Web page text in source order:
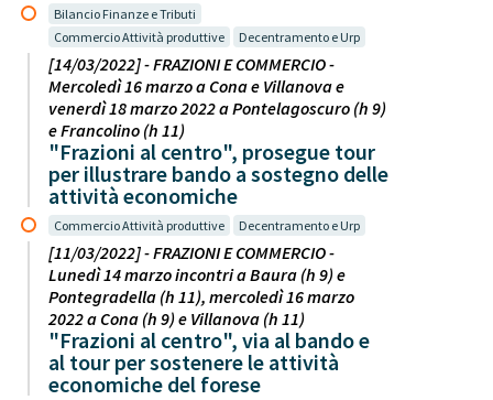
Bilancio Finanze e Tributi
Commercio Attività produttive
Decentramento e Urp
[14/03/2022] - FRAZIONI E COMMERCIO -
Mercoledì 16 marzo a Cona e Villanova e
venerdì 18 marzo 2022 a Pontelagoscuro (h 9)
e Francolino (h 11)
"Frazioni al centro", prosegue tour
per illustrare bando a sostegno delle
attività economiche
Commercio Attività produttive Decentramento e Urp
[11/03/2022] - FRAZIONI E COMMERCIO -
Lunedì 14 marzo incontri a Baura (h 9) e
Pontegradella (h 11), mercoledì 16 marzo
2022 a Cona (h 9) e Villanova (h 11)
"Frazioni al centro", via al bando e
al tour per sostenere le attività
economiche del forese